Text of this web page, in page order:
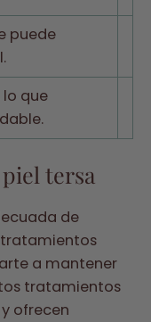
puede
lo que
tersa
de
tratamientos
a mantener
tratamientos
ofrecen